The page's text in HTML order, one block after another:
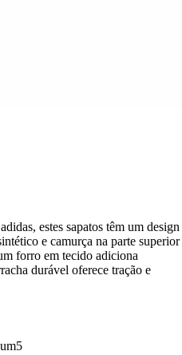
estes sapatos têm um design
e camurça na parte superior
forro em tecido adiciona
durável oferece tração e